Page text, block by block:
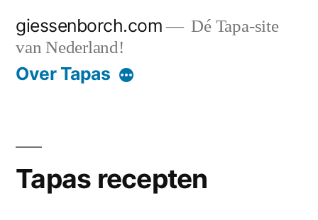
naar
giessenborch.com
Dé Tapa-site
van Nederland!
Over Tapas
Tapas recepten